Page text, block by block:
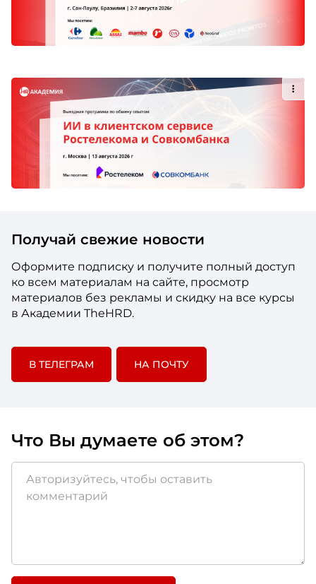
Получай свежие новости
Оформите подписку и получите полный доступ
ко всем материалам на сайте, просмотр
материалов без рекламы и скидку на все курсы
в Академии TheHRD.
В ТЕЛЕГРАМ НА ПОЧТУ
Что Вы думаете об этом?